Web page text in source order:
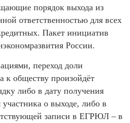
порядок выхода из
ответственностью для всех
Пакет инициатив
России.
переход доли
к обществу произойдёт
либо в дату получения
о выходе, либо в
записи в ЕГРЮЛ – в